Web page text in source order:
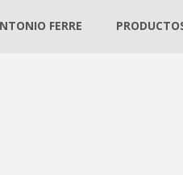
FERRE